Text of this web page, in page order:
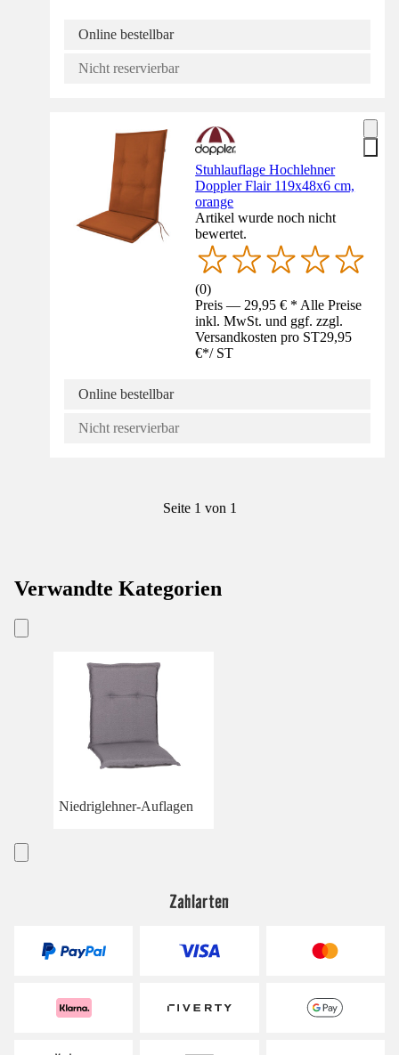
Online bestellbar
Nicht reservierbar
Stuhlauflage Hochlehner
Doppler Flair 119x48x6 cm,
orange
Artikel wurde noch nicht
bewertet.
(0)
Preis — 29,95 € * Alle Preise
inkl. MwSt. und ggf. zzgl.
Versandkosten pro ST29,95
€*/ ST
Online bestellbar
Nicht reservierbar
Seite 1 von 1
Verwandte Kategorien
Niedriglehner-Auflagen
Zahlarten